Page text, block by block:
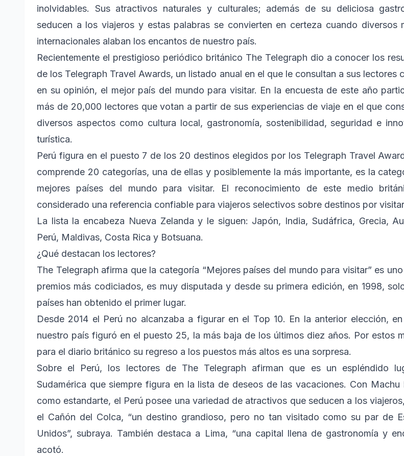
inolvidables. Sus atractivos naturales y culturales; además de su deliciosa
seducen a los viajeros y estas palabras se convierten en certeza cuando diversos
internacionales alaban los encantos de nuestro país.
Recientemente el prestigioso periódico británico The Telegraph dio a conocer los
de los Telegraph Travel Awards, un listado anual en el que le consultan a sus lectores
en su opinión, el mejor país del mundo para visitar. En la encuesta de este año
más de 20,000 lectores que votan a partir de sus experiencias de viaje en el que
diversos aspectos como cultura local, gastronomía, sostenibilidad, seguridad e
turística.
Perú figura en el puesto 7 de los 20 destinos elegidos por los Telegraph Travel
comprende 20 categorías, una de ellas y posiblemente la más importante, es la
mejores países del mundo para visitar. El reconocimiento de este medio
considerado una referencia confiable para viajeros selectivos sobre destinos por
La lista la encabeza Nueva Zelanda y le siguen: Japón, India, Sudáfrica, Grecia,
Perú, Maldivas, Costa Rica y Botsuana.
¿Qué destacan los lectores?
The Telegraph afirma que la categoría “Mejores países del mundo para visitar” es
premios más codiciados, es muy disputada y desde su primera edición, en 1998,
países han obtenido el primer lugar.
Desde 2014 el Perú no alcanzaba a figurar en el Top 10. En la anterior elección,
nuestro país figuró en el puesto 25, la más baja de los últimos diez años. Por estos
para el diario británico su regreso a los puestos más altos es una sorpresa.
Sobre el Perú, los lectores de The Telegraph afirman que es un espléndido
Sudamérica que siempre figura en la lista de deseos de las vacaciones. Con Machu
como estandarte, el Perú posee una variedad de atractivos que seducen a los
el Cañón del Colca, “un destino grandioso, pero no tan visitado como su par de
Unidos”, subraya. También destaca a Lima, “una capital llena de gastronomía y
acotó.